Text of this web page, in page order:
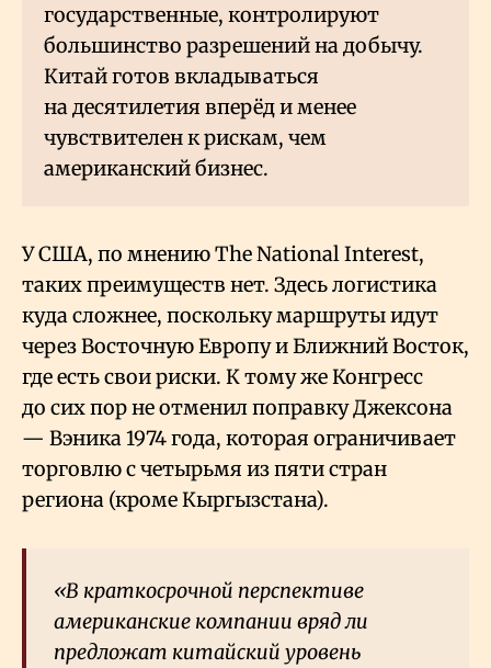
государственные, контролируют
большинство разрешений на добычу.
Китай готов вкладываться
на десятилетия вперёд и менее
чувствителен к рискам, чем
американский бизнес.
У США, по мнению The National Interest,
таких преимуществ нет. Здесь логистика
куда сложнее, поскольку маршруты идут
через Восточную Европу и Ближний Восток,
где есть свои риски. К тому же Конгресс
до сих пор не отменил поправку Джексона
— Вэника 1974 года, которая ограничивает
торговлю с четырьмя из пяти стран
региона (кроме Кыргызстана).
«В краткосрочной перспективе
американские компании вряд ли
предложат китайский уровень